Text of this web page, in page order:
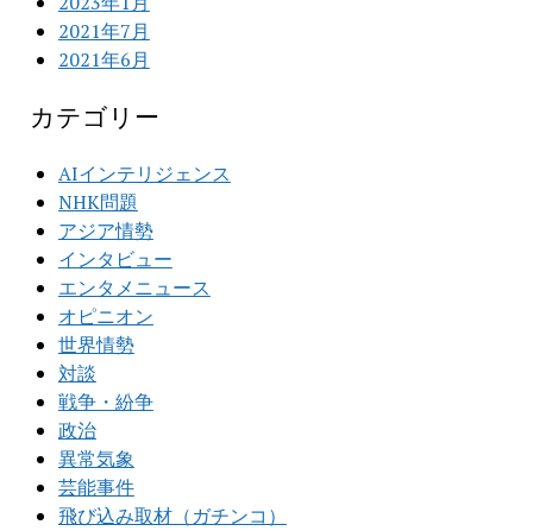
2021年7月
2021年6月
カテゴリー
AIインテリジェンス
NHK問題
アジア情勢
インタビュー
エンタメニュース
オピニオン
世界情勢
対談
戦争・紛争
政治
異常気象
芸能事件
飛び込み取材（ガチンコ）